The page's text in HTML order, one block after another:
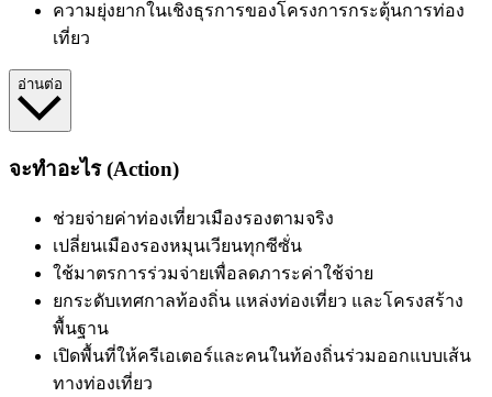
ความยุ่งยากในเชิงธุรการของโครงการกระตุ้นการท่อง
เที่ยว
อ่านต่อ
จะทำอะไร (Action)
ช่วยจ่ายค่าท่องเที่ยวเมืองรองตามจริง
เปลี่ยนเมืองรองหมุนเวียนทุกซีซั่น
ใช้มาตรการร่วมจ่ายเพื่อลดภาระค่าใช้จ่าย
ยกระดับเทศกาลท้องถิ่น แหล่งท่องเที่ยว และโครงสร้าง
พื้นฐาน
เปิดพื้นที่ให้ครีเอเตอร์และคนในท้องถิ่นร่วมออกแบบเส้น
ทางท่องเที่ยว